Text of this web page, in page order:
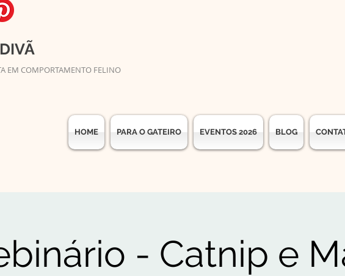
EM COMPORTAMENTO FELINO
HOME PARA O GATEIRO EVENTOS 2026 BLOG
- Catnip e